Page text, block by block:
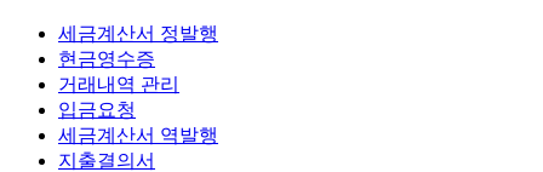
세금계산서 정발행
현금영수증
거래내역 관리
입금요청
세금계산서 역발행
지출결의서